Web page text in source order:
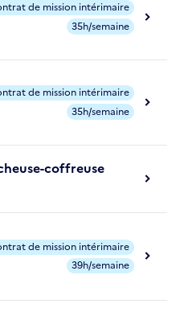
de mission intérimaire
35h/semaine
de mission intérimaire
35h/semaine
coffreuse
de mission intérimaire
39h/semaine